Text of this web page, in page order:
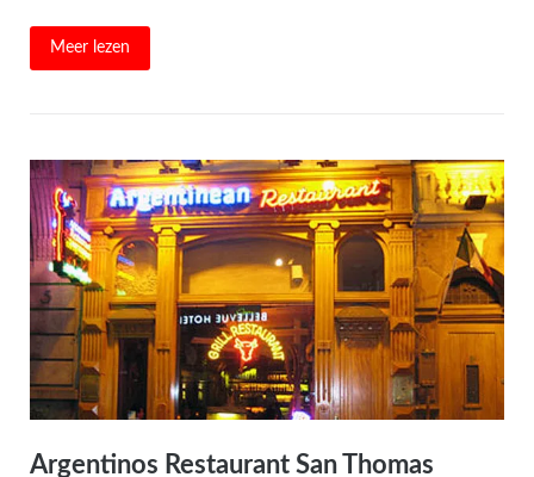
Meer lezen
Argentinos Restaurant San Thomas